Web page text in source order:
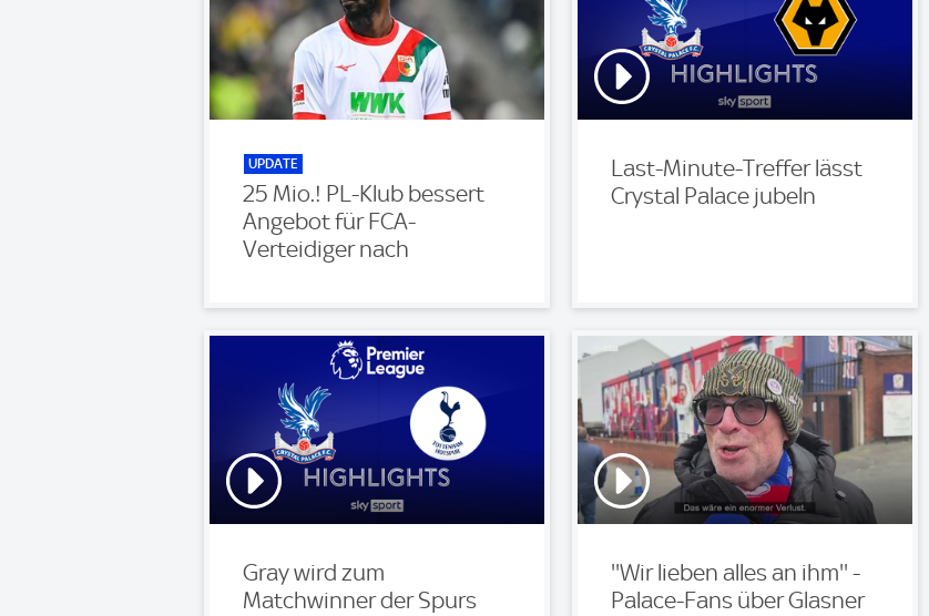
UPDATE
25 Mio.! PL-Klub bessert
Angebot für FCA-
Verteidiger nach
Last-Minute-Treffer lässt
Crystal Palace jubeln
Gray wird zum
Matchwinner der Spurs
''Wir lieben alles an ihm'' -
Palace-Fans über Glasner